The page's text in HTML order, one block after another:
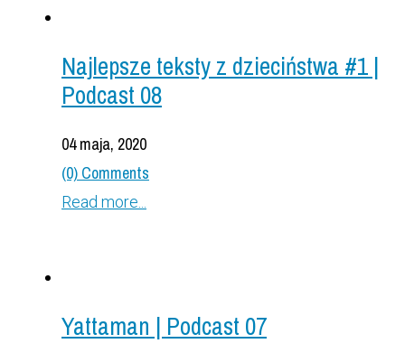
Najlepsze teksty z dzieciństwa #1 |
Podcast 08
04 maja, 2020
(0) Comments
Read more...
Yattaman | Podcast 07